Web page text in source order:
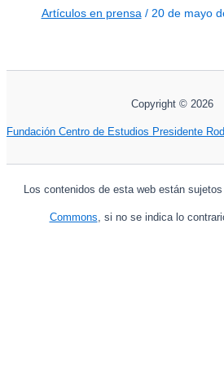
Artículos en prensa / 20 de mayo
Copyright © 2026
Fundación Centro de Estudios Presidente
Los contenidos de esta web están
Commons, si no se indica lo